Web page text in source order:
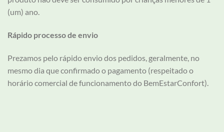
(um) ano.
Rápido processo de envio
Prezamos pelo rápido envio dos pedidos, geralmente, no
mesmo dia que confirmado o pagamento (respeitado o
horário comercial de funcionamento do BemEstarConfort).